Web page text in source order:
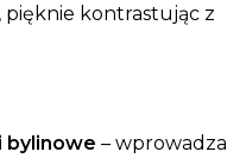
kontrastując z
bylinowe – wprowadza